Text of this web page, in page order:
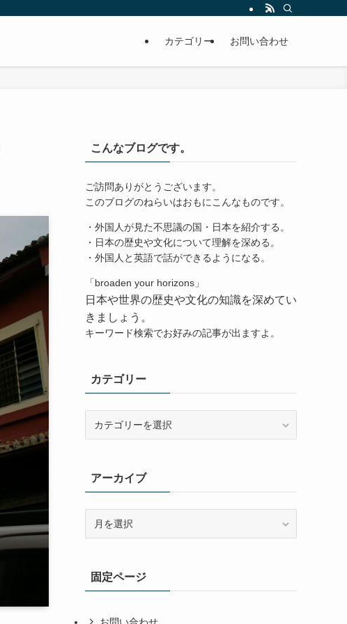
カテゴリー お問い合わせ
こんなブログです。
ご訪問ありがとうございます。
このブログのねらいはおもにこんなものです。
・外国人が見た不思議の国・日本を紹介する。
・日本の歴史や文化について理解を深める。
・外国人と英語で話ができるようになる。
「broaden your horizons」
日本や世界の歴史や文化の知識を深めてい
きましょう。
キーワード検索でお好みの記事が出ますよ。
カテゴリー
ーアーカイブ
ブ固定ページ
お問い合わせ